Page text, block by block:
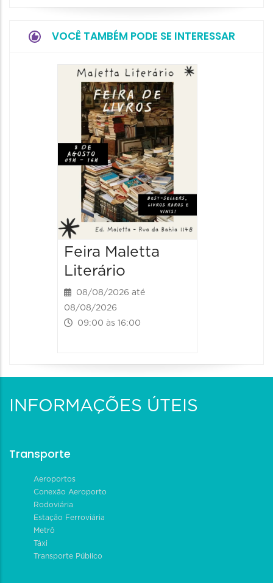
VOCÊ TAMBÉM PODE SE INTERESSAR
Feira Maletta
Literário
08/08/2026 até
08/08/2026
09:00 às 16:00
INFORMAÇÕES ÚTEIS
Transporte
Aeroportos
Conexão Aeroporto
Rodoviária
Estação Ferroviária
Metrô
Táxi
Transporte Público